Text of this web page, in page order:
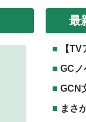
最
【TVアニメ放
GCノベルズ3月刊『「お
GCN文庫2月刊「
まさかまさか